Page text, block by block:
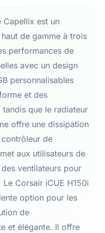
Capellix est un
de gamme à trois
performances de
avec un design
personnalisables
et des
que le radiateur
offre une dissipation
de
aux utilisateurs de
ventilateurs pour
Corsair iCUE H150i
option pour les
de
et élégante. Il offre